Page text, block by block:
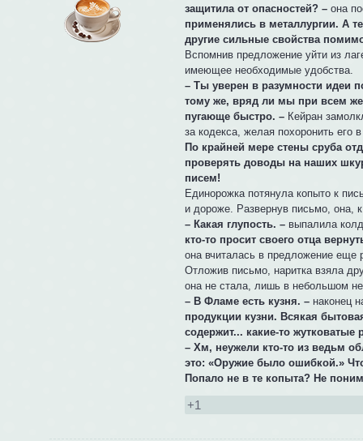
защитила от опасностей? – она
применялись в металлургии. А
другие сильные свойства
Вспомнив предложение уйти из
имеющее необходимые удобства.
– Ты уверен в разумности идеи
тому же, вряд ли мы при всем
пугающе быстро. – Кейран
за кодекса, желая похоронить его
По крайней мере стены сруба
проверять доводы на наших
писем!
Единорожка потянула копыто к
и дороже. Развернув письмо, она,
– Какая глупость. – выпалила
кто-то просит своего отца
она вчиталась в предложение еще
Отложив письмо, наритка взяла
она не стала, лишь в небольшом
– В Фламе есть кузня. – наконец
продукции кузни. Всякая
содержит... какие-то
– Хм, неужели кто-то из ведьм
это: «Оружие было ошибкой.»
Попало не в те копыта? Не
+1